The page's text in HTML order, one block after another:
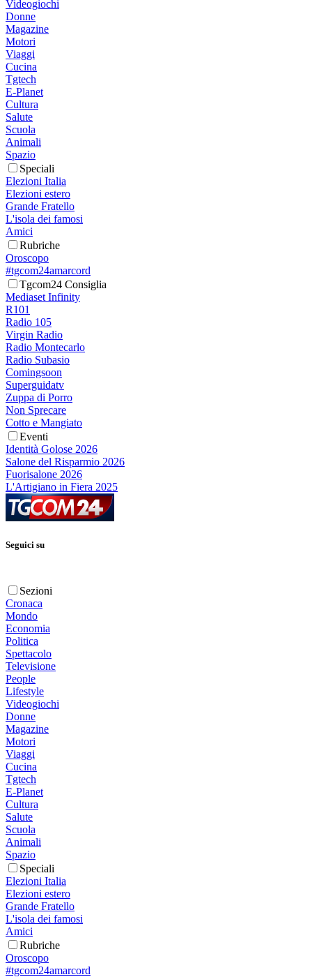
Videogiochi
Donne
Magazine
Motori
Viaggi
Cucina
Tgtech
E-Planet
Cultura
Salute
Scuola
Animali
Spazio
Speciali
Elezioni Italia
Elezioni estero
Grande Fratello
L'isola dei famosi
Amici
Rubriche
Oroscopo
#tgcom24amarcord
Tgcom24 Consiglia
Mediaset Infinity
R101
Radio 105
Virgin Radio
Radio Montecarlo
Radio Subasio
Comingsoon
Superguidatv
Zuppa di Porro
Non Sprecare
Cotto e Mangiato
Eventi
Identità Golose 2026
Salone del Risparmio 2026
Fuorisalone 2026
L'Artigiano in Fiera 2025
Seguici su
Sezioni
Cronaca
Mondo
Economia
Politica
Spettacolo
Televisione
People
Lifestyle
Videogiochi
Donne
Magazine
Motori
Viaggi
Cucina
Tgtech
E-Planet
Cultura
Salute
Scuola
Animali
Spazio
Speciali
Elezioni Italia
Elezioni estero
Grande Fratello
L'isola dei famosi
Amici
Rubriche
Oroscopo
#tgcom24amarcord